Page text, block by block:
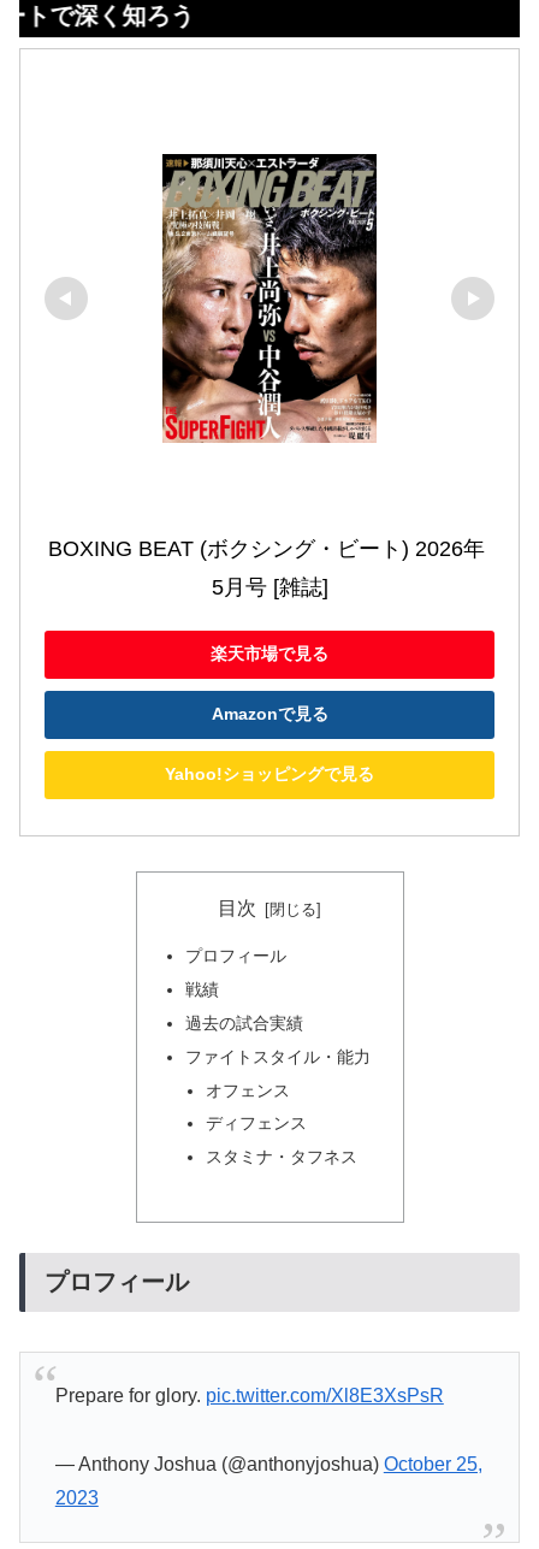
ろう
BOXING BEAT (ボクシング・ビート) 2026年
5月号 [雑誌]
楽天市場で見る
Amazonで見る
Yahoo!ショッピングで見る
目次
プロフィール
戦績
過去の試合実績
ファイトスタイル・能力
オフェンス
ディフェンス
スタミナ・タフネス
プロフィール
Prepare for glory. pic.twitter.com/Xl8E3XsPsR
— Anthony Joshua (@anthonyjoshua) October 25,
2023